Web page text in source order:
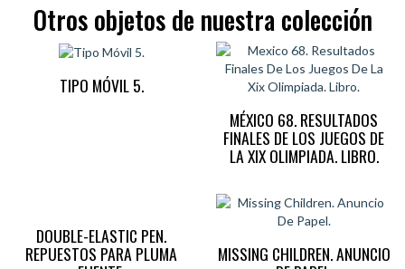
Otros objetos de nuestra colección
TIPO MÓVIL 5.
MÉXICO 68. RESULTADOS
FINALES DE LOS JUEGOS DE
LA XIX OLIMPIADA. LIBRO.
DOUBLE-ELASTIC PEN.
REPUESTOS PARA PLUMA MISSING CHILDREN. ANUNCIO